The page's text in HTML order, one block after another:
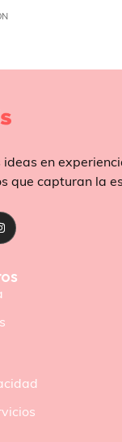
ideas en
que capturan la